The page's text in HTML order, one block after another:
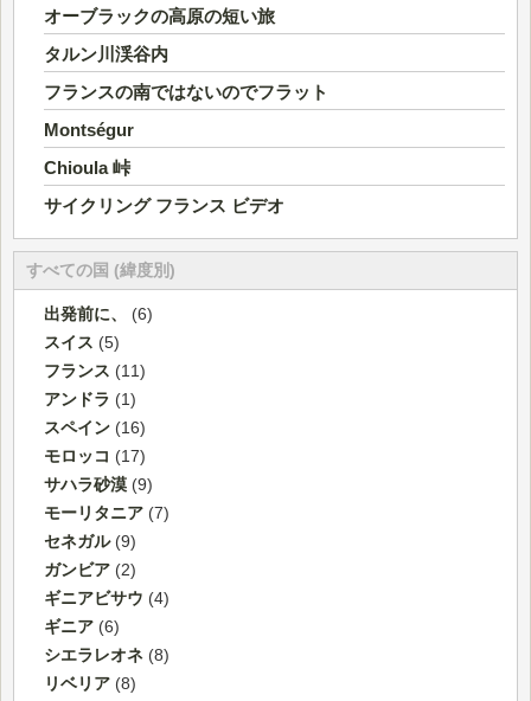
オーブラックの高原の短い旅
タルン川渓谷内
フランスの南ではないのでフラット
Montségur
Chioula 峠
サイクリング フランス ビデオ
すべての国 (緯度別)
出発前に、
(6)
スイス (5)
フランス (11)
アンドラ (1)
スペイン (16)
モロッコ (17)
サハラ砂漠 (9)
モーリタニア (7)
セネガル(9)
ガンビア (2)
ギニアビサウ (4)
ギニア (6)
シエラレオネ (8)
リベリア (8)